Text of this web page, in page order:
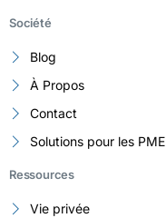
Société
Blog
À Propos
Contact
Solutions pour les PME
Ressources
Vie privée